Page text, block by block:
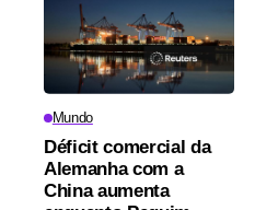
Mundo
Déficit comercial da
Alemanha com a
China aumenta